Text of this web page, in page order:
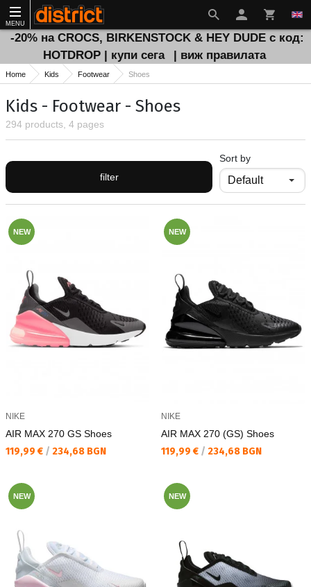
MENU
-20% на CROCS, BIRKENSTOCK & HEY DUDE с код:
HOTDROP | купи сега
| виж правилата
Home Kids Footwear Shoes
Kids - Footwear - Shoes
294 products, 4 pages
filter
Sort by
NEW
NIKE
AIR MAX 270 GS Shoes
Текуща цена:
119,99 € / 234,68 BGN
NEW
NIKE
AIR MAX 270 (GS) Shoes
Текуща цена:
119,99 € / 234,68 BGN
NEW NEW